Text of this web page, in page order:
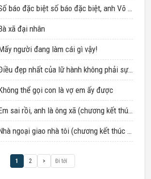
Chương 44: Số báo đặc biệt số báo đặc biệt, anh Võ bị đội nón xanh rồi!
xã đại nhân
người đang làm cái gì vậy!
Chương 47: Điều đẹp nhất của lữ hành không phải sự diễm ngộ
thể gọi con là vợ em ấy được
Chương 49: Em sai rồi, anh là ông xã (chương kết thúc – 1)
Chương 50: Nhà ngoại giao nhà tôi (chương kết thúc - 2)
1 2 >